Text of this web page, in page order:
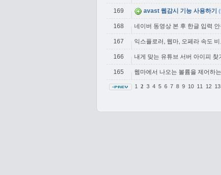
169 avast 웹감시 기능 사용하기
168 네이버 동영상 본 후 한글 입력
167 익스플로러, 웹마, 오페라 속도
166 내게 맞는 유튜브 서버 아이피 찾
165 웹마에서 나오는 볼륨을 제어하
1 2 3 4 5 6 7 8 9 10 11 12